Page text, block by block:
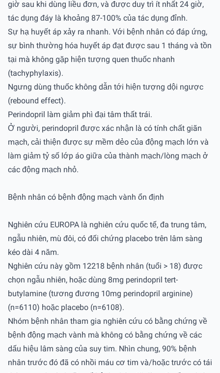
giờ sau khi dùng liều đơn, và được duy trì ít nhất 24 giờ,
tác dụng đáy là khoảng 87-100% của tác dụng đỉnh.
Sự hạ huyết áp xảy ra nhanh. Với bệnh nhân có đáp ứng,
sự bình thường hóa huyết áp đạt được sau 1 tháng và tồn
tại mà không gặp hiện tượng quen thuốc nhanh
(tachyphylaxis).
Ngưng dùng thuốc không dẫn tới hiện tượng dội ngược
(rebound effect).
Perindopril làm giảm phì đại tâm thất trái.
Ở người, perindopril được xác nhận là có tính chất giãn
mạch, cải thiện được sự mềm dẻo của động mạch lớn và
làm giảm tỷ số lớp áo giữa của thành mạch/lòng mạch ở
các động mạch nhỏ.
Bệnh nhân có bệnh động mạch vành ổn định
Nghiên cứu EUROPA là nghiên cứu quốc tế, đa trung tâm,
ngẫu nhiên, mù đôi, có đối chứng placebo trên lâm sàng
kéo dài 4 năm.
Nghiên cứu này gồm 12218 bệnh nhân (tuổi > 18) được
chọn ngẫu nhiên, hoặc dùng 8mg perindopril tert-
butylamine (tương đương 10mg perindopril arginine)
(n=6110) hoặc placebo (n=6108).
Nhóm bệnh nhân tham gia nghiên cứu có bằng chứng về
bệnh động mạch vành mà không có bằng chứng về các
dấu hiệu lâm sàng của suy tim. Nhìn chung, 90% bệnh
nhân trước đó đã có nhồi máu cơ tim và/hoặc trước có tái